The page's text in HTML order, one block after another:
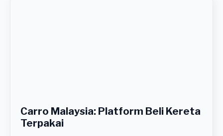
Carro Malaysia: Platform Beli Kereta
Terpakai